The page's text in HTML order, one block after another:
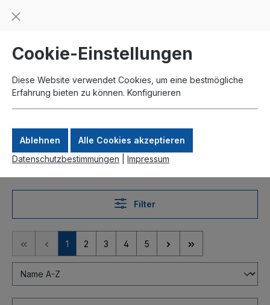
springen
Zahlung per Paypal
Filter
1 2 3 4 5
Cookie-Einstellungen
Diese Website verwendet Cookies, um eine bestmögliche
Erfahrung bieten zu können. Konfigurieren
Ablehnen
Alle Cookies akzeptieren
Datenschutzbestimmungen
Impressum